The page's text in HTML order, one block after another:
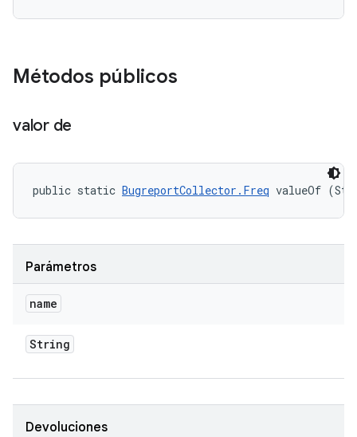
Métodos públicos
valor de
public static BugreportCollector.Freq valueOf
Parámetros
name
String
Devoluciones